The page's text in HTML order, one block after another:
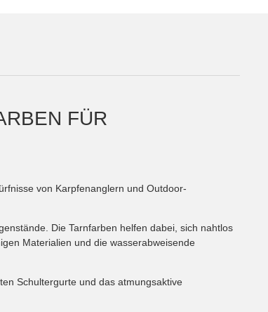
FÜR
von Karpfenanglern und Outdoor-
Die Tarnfarben helfen dabei, sich nahtlos
Materialien und die wasserabweisende
Schultergurte und das atmungsaktive